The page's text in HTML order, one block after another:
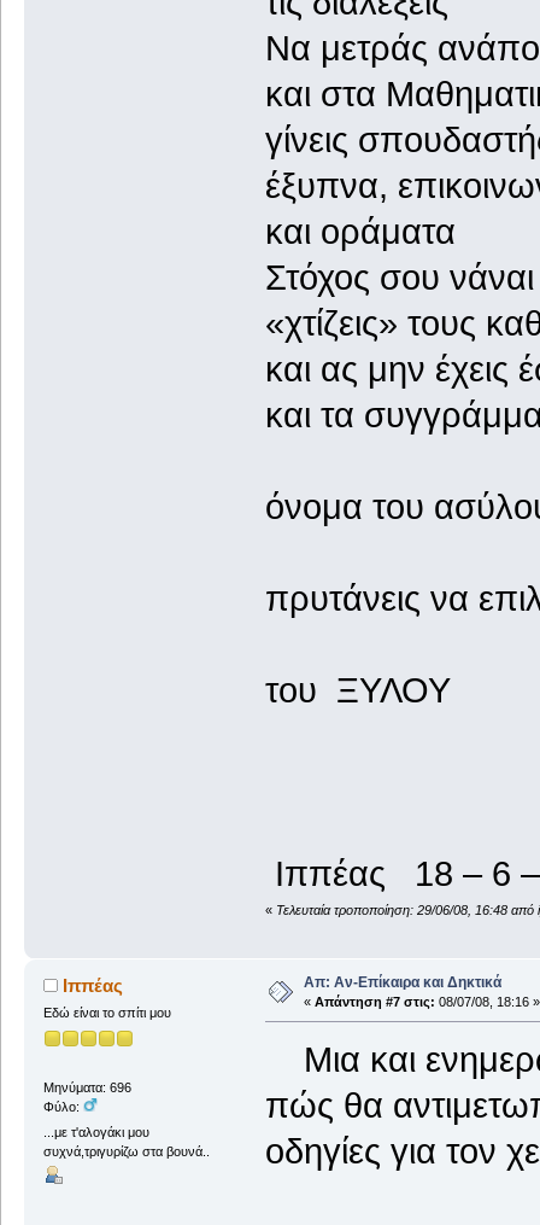
Να μετράς
και στα
γίνεις
έξυπνα,
και
Στόχος
«χτίζεις»
και ας
και τα
όνομα του
πρυτάνεις να
του ΞΥΛΟΥ
Ιππέας 18 – 6
« Τελευταία τροποποίηση: 29/06/08, 16:48 από
Ιππέας
Εδώ είναι το σπίτι μου
Μηνύματα: 696
Φύλο:
...με τ'αλογάκι μου
συχνά,τριγυρίζω στα βουνά..
Απ: Αν-Επίκαιρα και Δηκτικά
« Απάντηση #7 στις: 08/07/08, 18:16 »
Μια και
πώς θα
οδηγίες